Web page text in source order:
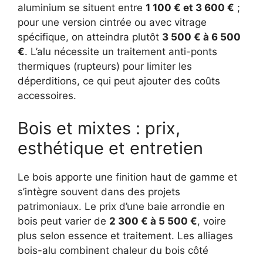
aluminium se situent entre 1 100 € et 3 600 € ;
pour une version cintrée ou avec vitrage
spécifique, on atteindra plutôt 3 500 € à 6 500
€. L’alu nécessite un traitement anti-ponts
thermiques (rupteurs) pour limiter les
déperditions, ce qui peut ajouter des coûts
accessoires.
Bois et mixtes : prix,
esthétique et entretien
Le bois apporte une finition haut de gamme et
s’intègre souvent dans des projets
patrimoniaux. Le prix d’une baie arrondie en
bois peut varier de 2 300 € à 5 500 €, voire
plus selon essence et traitement. Les alliages
bois-alu combinent chaleur du bois côté